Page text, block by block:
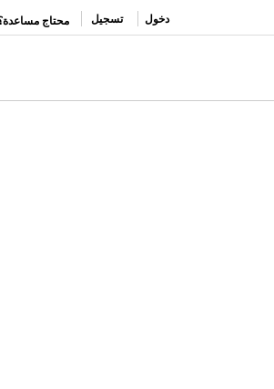
إلى
تسجيل دخول محتاج